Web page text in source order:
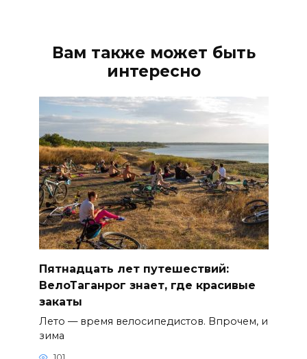
Вам также может быть
интересно
Пятнадцать лет путешествий:
ВелоТаганрог знает, где красивые
закаты
Лето — время велосипедистов. Впрочем, и
зима